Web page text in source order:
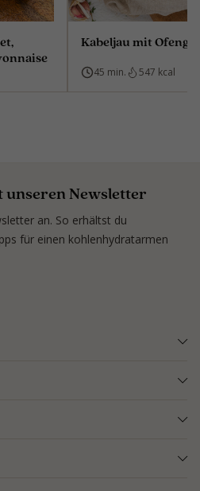
Kabeljau mit
45 min. 547 kcal
Newsletter
an. So erhältst du
für einen kohlenhydratarmen